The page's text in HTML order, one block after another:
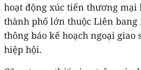
hoạt động xúc tiến thương mại
thành phố lớn thuộc Liên bang
thông báo kế hoạch ngoại giao
hiệp hội.